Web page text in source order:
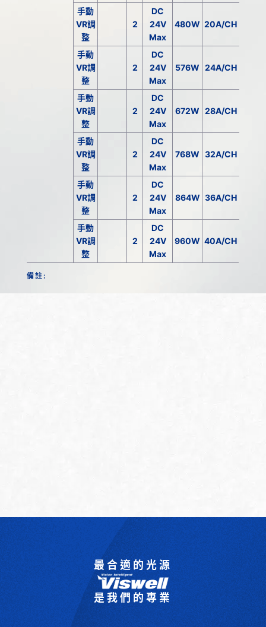
手動
VR調
整
2
DC
24V
Max
480W 20A/CH
手動
VR調
整
2
DC
24V
Max
576W 24A/CH
手動
VR調
整
2
DC
24V
Max
672W 28A/CH
手動
VR調
整
2
DC
24V
Max
768W 32A/CH
手動
VR調
整
2
DC
24V
Max
864W 36A/CH
手動
VR調
整
2
DC
24V
Max
960W 40A/CH
備註:
最合適的光源
是我們的專業